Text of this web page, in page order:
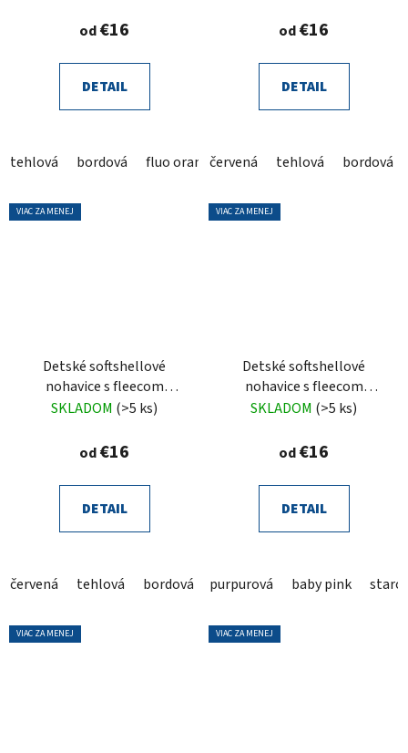
od€16
DETAIL
tehlová bordová fluo oranžová hnedá grafit čierna
od€16
DETAIL
červená tehlová bordová
VIAC ZA MENEJ
Detské softshellové
nohavice s fleecom
tekvicové
SKLADOM (>5 ks)
od€16
DETAIL
červená tehlová bordová khaki hnedá grafit
VIAC ZA MENEJ
Detské softshellové
nohavice s fleecom
tmavé staroružové
SKLADOM (>5 ks)
od€16
DETAIL
purpurová baby pink
VIAC ZA MENEJ VIAC ZA MENEJ